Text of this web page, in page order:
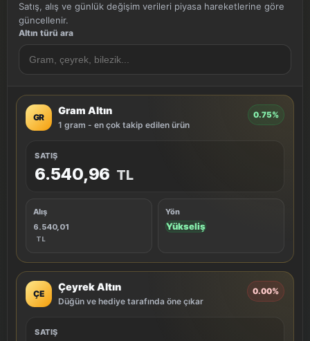
Satış, alış ve günlük değişim verileri piyasa hareketlerine göre
güncellenir.
Altın türü ara
GR
Gram Altın
1 gram - en çok takip edilen ürün
0.75%
SATIŞ
6.540,96 TL
Alış
6.540,01
TL
Yön
Yükseliş
ÇE
Çeyrek Altın
Düğün ve hediye tarafında öne çıkar
0.00%
SATIŞ